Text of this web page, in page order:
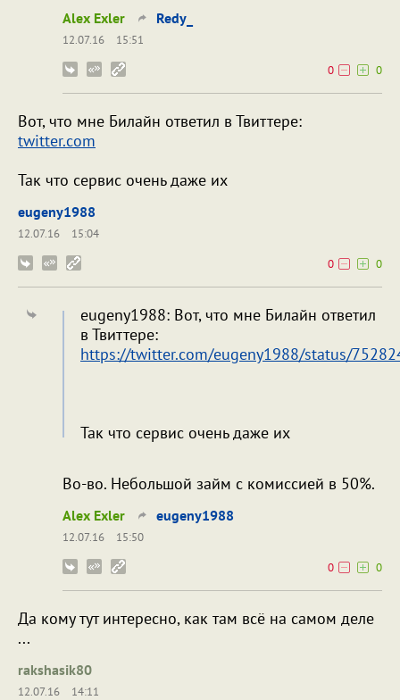
Alex Exler Redy_
12.07.16
15:51
0
0
Вот, что мне Билайн ответил в Твиттере:
twitter.com
Так что сервис очень даже их
eugeny1988
12.07.16
15:04
0
0
eugeny1988: Вот, что мне Билайн ответил
в Твиттере:
https://twitter.com/eugeny1988/status/
Так что сервис очень даже их
Во-во. Небольшой займ с комиссией в 50%.
Alex Exler eugeny1988
12.07.16
15:50
0
0
Да кому тут интересно, как там всё на самом деле
...
rakshasik80
12.07.16
14:11